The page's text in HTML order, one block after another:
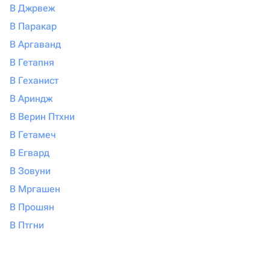
бывают синие, голубые, оранжевые, лиловые,
аромат. Ванде нужен очень сырой воздух и
заботливые опрыскивания.
Дендробиум. Этот сорт внешне не такой
мистический, как другие, и похож на большое ярко
дендробиум не так долго, всего 1-2 месяца, но в
этот период она неотразима: на одном стебле
распускается целая огромная горжетка из бутонов.
Каттлея. Этот сорт с кружевными лепестками можно
надлежащий температурный режим (не выше 20
градусов), Регулярно удобрять минеральными
добавками, а летом обеспечить богатый
ультрафиолетом световой день. Это относительно
В Джрвеж
В Паракар
В Аргаванд
В Гетапня
В Геханист
В Ариндж
В Верин Птхни
В Гетамеч
В Егвард
В Зовуни
В Мргашен
В Прошян
В Птгни